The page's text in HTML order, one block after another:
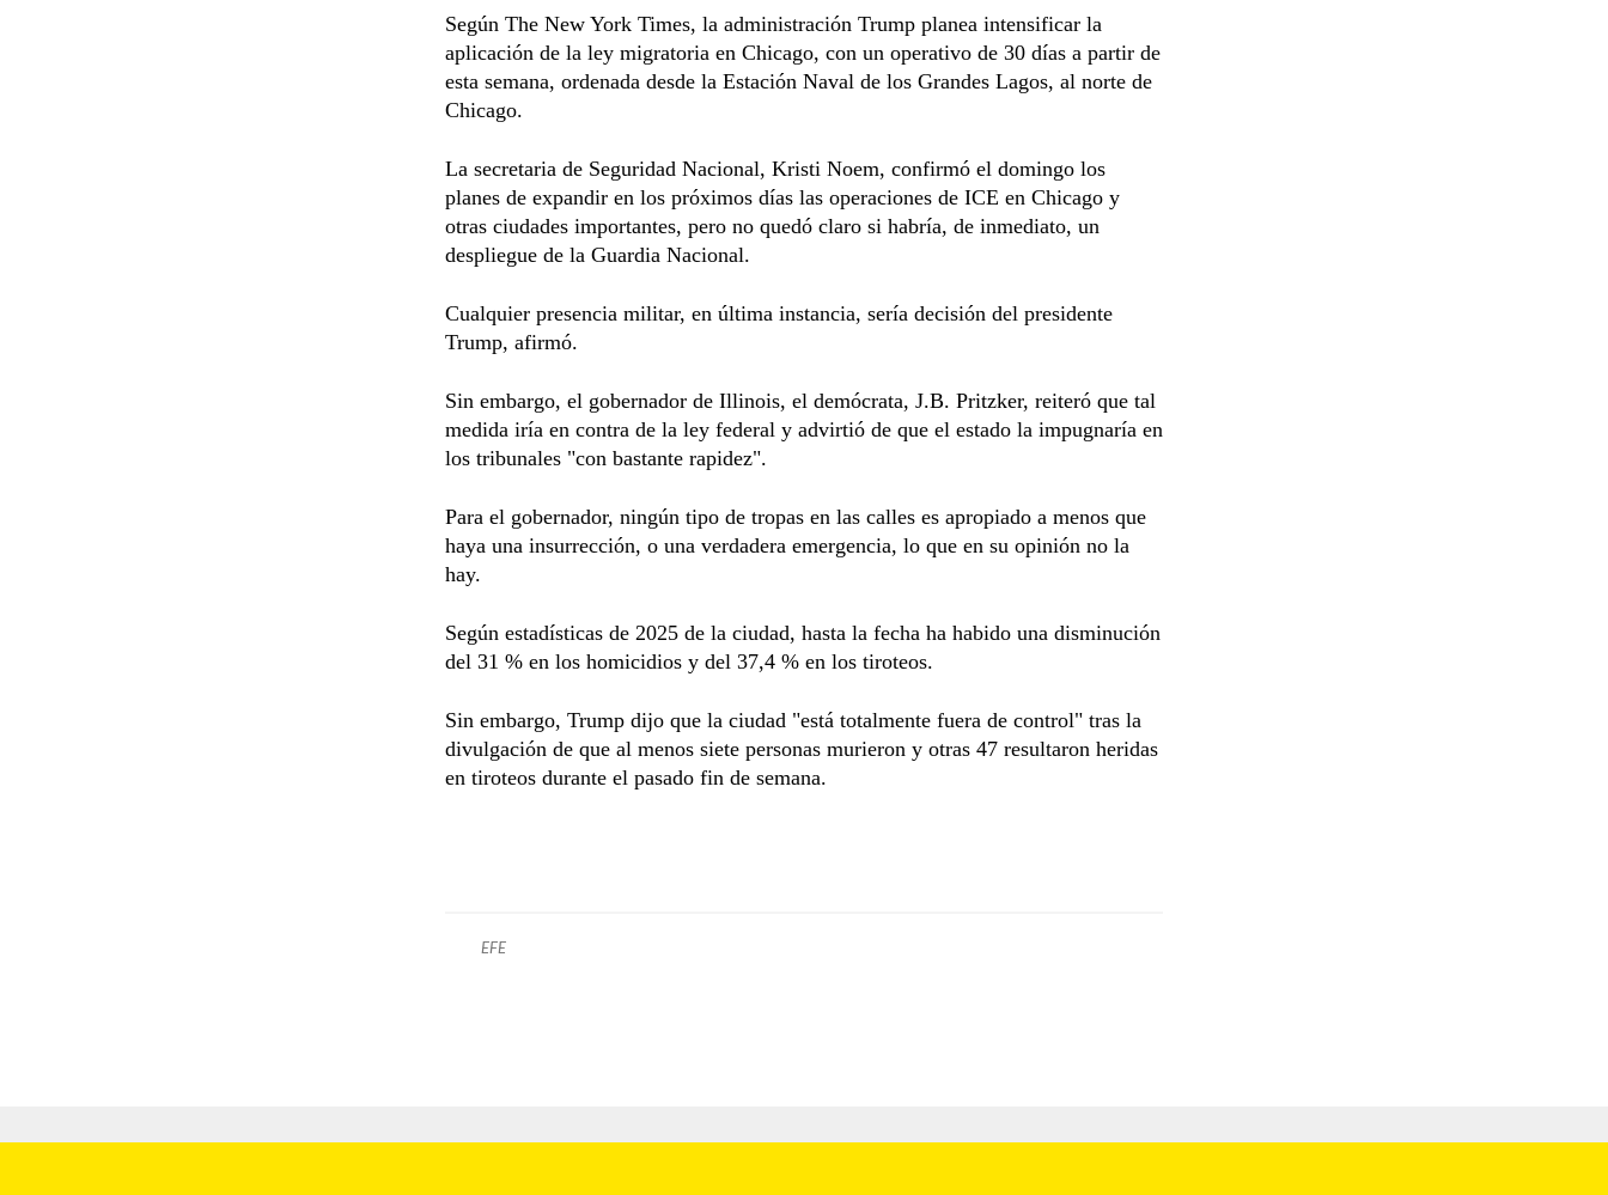
Según The New York Times, la administración Trump planea intensificar la
aplicación de la ley migratoria en Chicago, con un operativo de 30 días a partir de
esta semana, ordenada desde la Estación Naval de los Grandes Lagos, al norte de
Chicago.
La secretaria de Seguridad Nacional, Kristi Noem, confirmó el domingo los
planes de expandir en los próximos días las operaciones de ICE en Chicago y
otras ciudades importantes, pero no quedó claro si habría, de inmediato, un
despliegue de la Guardia Nacional.
Cualquier presencia militar, en última instancia, sería decisión del presidente
Trump, afirmó.
Sin embargo, el gobernador de Illinois, el demócrata, J.B. Pritzker, reiteró que tal
medida iría en contra de la ley federal y advirtió de que el estado la impugnaría en
los tribunales "con bastante rapidez".
Para el gobernador, ningún tipo de tropas en las calles es apropiado a menos que
haya una insurrección, o una verdadera emergencia, lo que en su opinión no la
hay.
Según estadísticas de 2025 de la ciudad, hasta la fecha ha habido una disminución
del 31 % en los homicidios y del 37,4 % en los tiroteos.
Sin embargo, Trump dijo que la ciudad "está totalmente fuera de control" tras la
divulgación de que al menos siete personas murieron y otras 47 resultaron heridas
en tiroteos durante el pasado fin de semana.
EFE